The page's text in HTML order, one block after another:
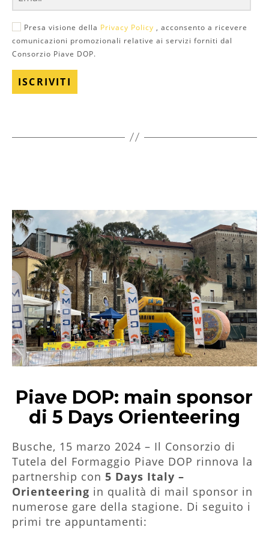
Presa visione della Privacy Policy , acconsento a ricevere
comunicazioni promozionali relative ai servizi forniti dal
Consorzio Piave DOP.
ISCRIVITI
Piave DOP: main sponsor
di 5 Days Orienteering
Busche, 15 marzo 2024 – Il Consorzio di
Tutela del Formaggio Piave DOP rinnova la
partnership con 5 Days Italy –
Orienteering in qualità di mail sponsor in
numerose gare della stagione. Di seguito i
primi tre appuntamenti: